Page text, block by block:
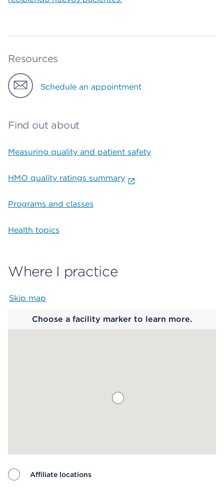
Resources
Schedule an appointment
Find out about
Measuring quality and patient safety
HMO quality ratings summary
Programs and classes
Health topics
Where I practice
Skip map
Choose a facility marker to learn more.
Affiliate locations